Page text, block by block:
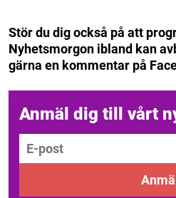
Stör du dig också på att
Nyhetsmorgon ibland kan
gärna en kommentar på
Anmäl dig till vårt
E-post
Anmäl